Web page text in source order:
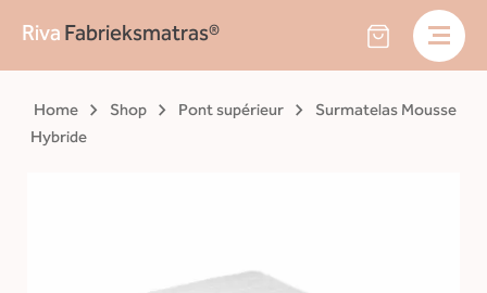
Riva Fabrieksmatras®
Home Shop Pont supérieur
Surmatelas Mousse
Hybride